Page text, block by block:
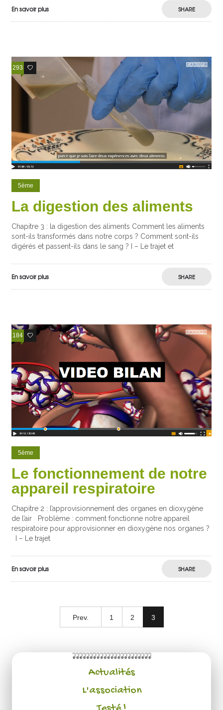
En savoir plus SHARE
293 157
5ème
La digestion des aliments
Chapitre 3 : la digestion des aliments Comment les aliments
sont-ils transformés dans notre corps ? Comment sont-ils
digérés et passent-ils dans le sang ? I – Le trajet et
En savoir plus SHARE
184 39
5ème
Le fonctionnement de notre
appareil respiratoire
Chapitre 2 : l’approvisionnement des organes en dioxygène
de l’air Problème : comment fonctionne notre appareil
respiratoire pour approvisionner en dioxygène nos organes ?
I – Le trajet
En savoir plus SHARE
Prev. 1 2 3
Actualités
L'association